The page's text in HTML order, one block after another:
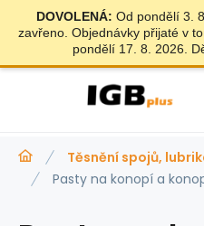
DOVOLENÁ: Od pondělí 3.
zavřeno. Objednávky přijaté v
pondělí 17. 8. 2026.
Těsnění spojů,
Pasty na konopí a